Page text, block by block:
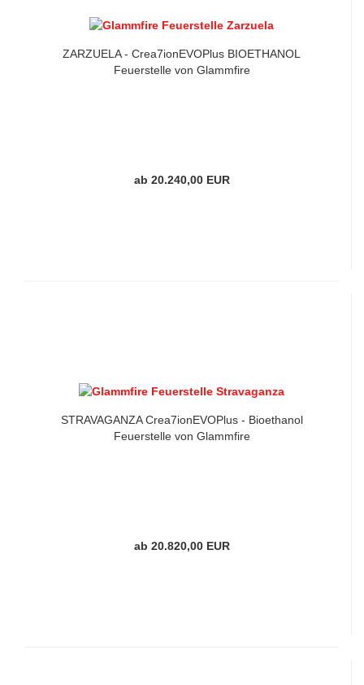
ZARZUELA - Crea7ionEVOPlus BIOETHANOL
Feuerstelle von Glammfire
ab 20.240,00 EUR
STRAVAGANZA Crea7ionEVOPlus - Bioethanol
Feuerstelle von Glammfire
ab 20.820,00 EUR